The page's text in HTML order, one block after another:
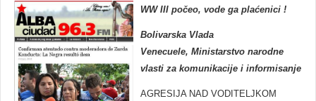
WW III počeo, vode ga plaćenici !
Bolivarska Vlada
Venecuele, Ministarstvo narodne
vlasti za komunikacije i informisanje
AGRESIJA NAD VODITELJKOM